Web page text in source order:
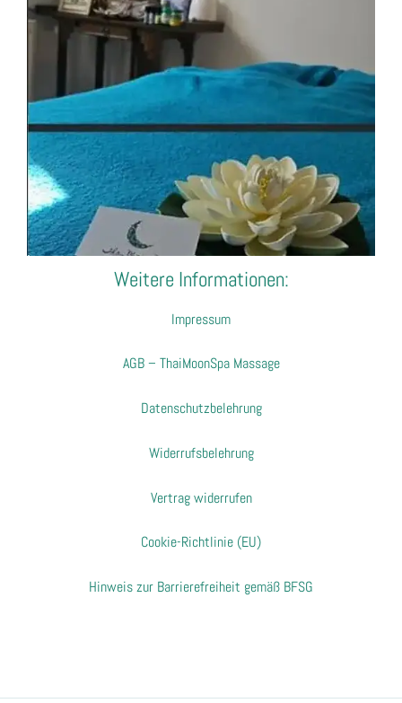
Weitere Informationen:
Impressum
AGB – ThaiMoonSpa Massage
Datenschutzbelehrung
Widerrufsbelehrung
Vertrag widerrufen
Cookie-Richtlinie (EU)
Hinweis zur Barrierefreiheit gemäß BFSG